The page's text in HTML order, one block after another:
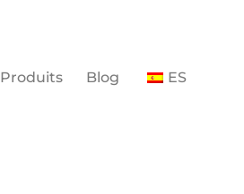
Produits Blog ES